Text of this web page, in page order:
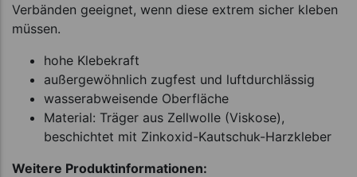
Verbänden geeignet, wenn diese extrem sicher kleben
müssen.
hohe Klebekraft
außergewöhnlich zugfest und luftdurchlässig
wasserabweisende Oberfläche
Material: Träger aus Zellwolle (Viskose),
beschichtet mit Zinkoxid-Kautschuk-Harzkleber
Weitere Produktinformationen: